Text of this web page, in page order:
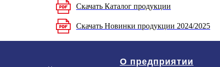
Скачать Каталог продукции
Скачать Новинки продукции 2024/2025
О предприятии